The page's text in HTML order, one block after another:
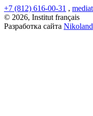
+7 (812) 616-00-31 ,
© 2026, Institut français
Разработка сайта Nikoland